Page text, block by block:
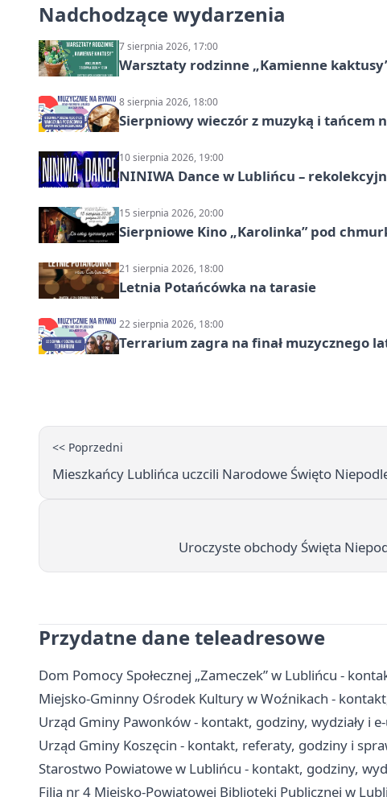
Nadchodzące wydarzenia
7 sierpnia 2026, 17:00
Warsztaty rodzinne „Kamienne
8 sierpnia 2026, 18:00
Sierpniowy wieczór z muzyką i tańcem
10 sierpnia 2026, 19:00
NINIWA Dance w Lublińcu –
15 sierpnia 2026, 20:00
Sierpniowe Kino „Karolinka” pod
21 sierpnia 2026, 18:00
Letnia Potańcówka na tarasie
22 sierpnia 2026, 18:00
Terrarium zagra na finał muzycznego
<< Poprzedni
Mieszkańcy Lublińca uczcili Narodowe Święto
Uroczyste obchody Święta
Przydatne dane teleadresowe
Dom Pomocy Społecznej „Zameczek” w Lublińcu -
Miejsko-Gminny Ośrodek Kultury w Woźnikach -
Urząd Gminy Pawonków - kontakt, godziny, wydziały i e-
Urząd Gminy Koszęcin - kontakt, referaty, godziny i
Starostwo Powiatowe w Lublińcu - kontakt, godziny,
Filia nr 4 Miejsko-Powiatowej Biblioteki Publicznej w